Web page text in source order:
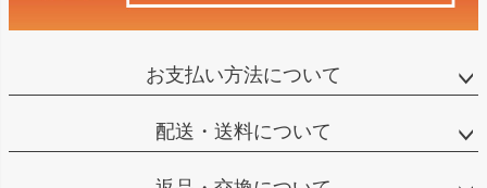
お支払い方法について
配送・送料について